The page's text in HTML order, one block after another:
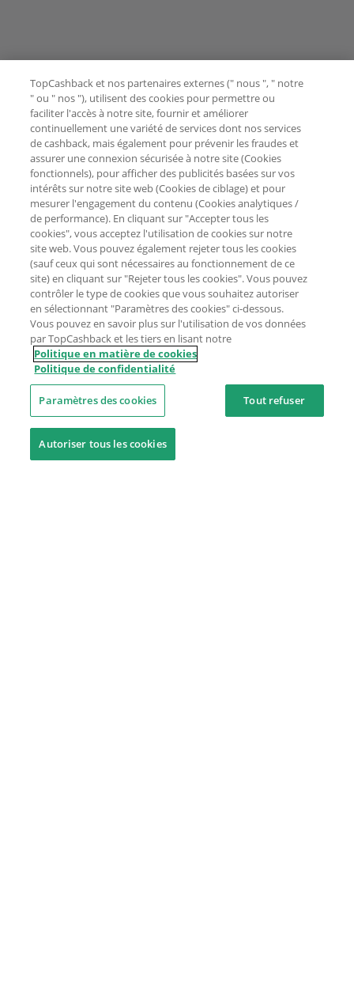
TopCashback et nos partenaires externes (" nous ", " notre
" ou " nos "), utilisent des cookies pour permettre ou
faciliter l'accès à notre site, fournir et améliorer
continuellement une variété de services dont nos services
de cashback, mais également pour prévenir les fraudes et
assurer une connexion sécurisée à notre site (Cookies
fonctionnels), pour afficher des publicités basées sur vos
intérêts sur notre site web (Cookies de ciblage) et pour
mesurer l'engagement du contenu (Cookies analytiques /
de performance). En cliquant sur "Accepter tous les
cookies", vous acceptez l'utilisation de cookies sur notre
site web. Vous pouvez également rejeter tous les cookies
(sauf ceux qui sont nécessaires au fonctionnement de ce
site) en cliquant sur "Rejeter tous les cookies". Vous pouvez
contrôler le type de cookies que vous souhaitez autoriser
en sélectionnant "Paramètres des cookies" ci-dessous.
Vous pouvez en savoir plus sur l'utilisation de vos données
par TopCashback et les tiers en lisant notre
Politique en matière de cookies
Politique de confidentialité
Paramètres des cookies Tout refuser
Autoriser tous les cookies